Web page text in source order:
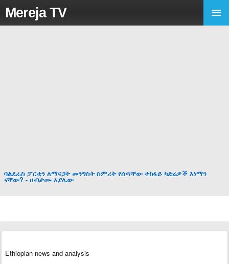
Mereja TV
ባልደራስ ፓርቲን ለማናጋት መንግስት ስምሪት የሰጣቸው ተከፋይ ካድሬዎች እነማን
ናቸው? - ሀብታሙ አያሌው
Ethiopian news and analysis